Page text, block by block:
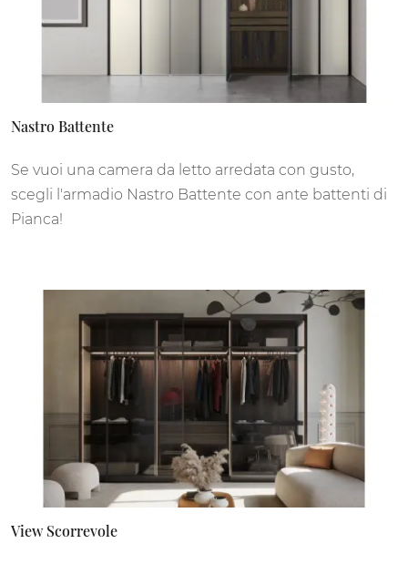
Nastro Battente
Se vuoi una camera da letto arredata con gusto,
scegli l'armadio Nastro Battente con ante battenti di
Pianca!
View Scorrevole